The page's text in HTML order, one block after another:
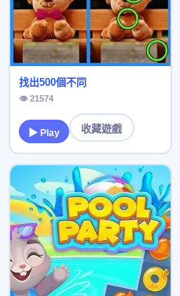
找出500個不同
👁 21574
▶ Play 收藏遊戲